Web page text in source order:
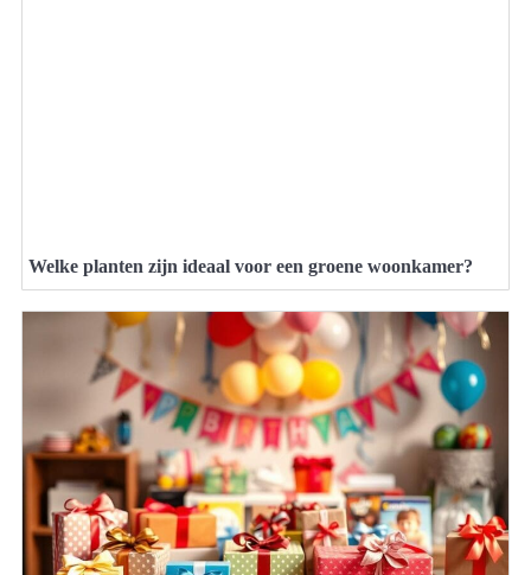
Welke planten zijn ideaal voor een groene woonkamer?